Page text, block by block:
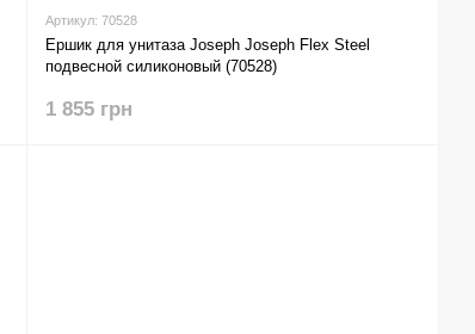
Артикул: 70528
Ершик для унитаза Joseph Joseph Flex Steel
подвесной силиконовый (70528)
1 855 грн